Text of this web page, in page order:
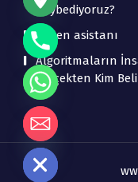
Kaybediyoruz?
beden asistanı
Algoritmaların
Gerçekten Kim
chaty